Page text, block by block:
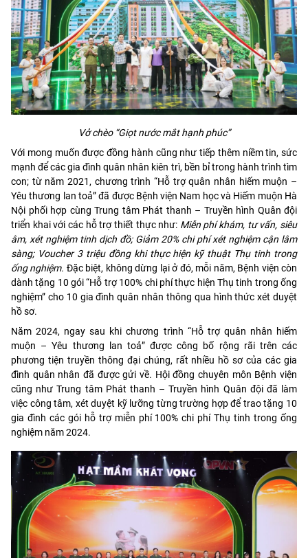
Vở chèo “Giọt nước mắt hạnh phúc”
Với mong muốn được đồng hành cũng như tiếp thêm niềm tin, sức
mạnh để các gia đình quân nhân kiên trì, bền bỉ trong hành trình tìm
con; từ năm 2021, chương trình “Hỗ trợ quân nhân hiếm muộn –
Yêu thương lan toả” đã được Bệnh viện Nam học và Hiếm muộn Hà
Nội phối hợp cùng Trung tâm Phát thanh – Truyền hình Quân đội
triển khai với các hỗ trợ thiết thực như: Miễn phí khám, tư vấn, siêu
âm, xét nghiệm tinh dịch đồ; Giảm 20% chi phí xét nghiệm cận lâm
sàng; Voucher 3 triệu đồng khi thực hiện kỹ thuật Thụ tinh trong
ống nghiệm. Đặc biệt, không dừng lại ở đó, mỗi năm, Bệnh viện còn
dành tặng 10 gói “Hỗ trợ 100% chi phí thực hiện Thụ tinh trong ống
nghiệm” cho 10 gia đình quân nhân thông qua hình thức xét duyệt
hồ sơ.
Năm 2024, ngay sau khi chương trình “Hỗ trợ quân nhân hiếm
muộn – Yêu thương lan toả” được công bố rộng rãi trên các
phương tiện truyền thông đại chúng, rất nhiều hồ sơ của các gia
đình quân nhân đã được gửi về. Hội đồng chuyên môn Bệnh viện
cũng như Trung tâm Phát thanh – Truyền hình Quân đội đã làm
việc công tâm, xét duyệt kỹ lưỡng từng trường hợp để trao tặng 10
gia đình các gói hỗ trợ miễn phí 100% chi phí Thụ tinh trong ống
nghiệm năm 2024.